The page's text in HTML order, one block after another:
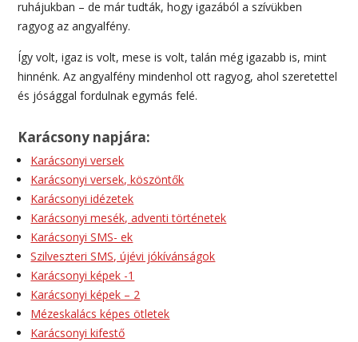
ruhájukban – de már tudták, hogy igazából a szívükben
ragyog az angyalfény.
Így volt, igaz is volt, mese is volt, talán még igazabb is, mint
hinnénk. Az angyalfény mindenhol ott ragyog, ahol szeretettel
és jósággal fordulnak egymás felé.
Karácsony napjára:
Karácsonyi versek
Karácsonyi versek, köszöntők
Karácsonyi idézetek
Karácsonyi mesék, adventi történetek
Karácsonyi SMS- ek
Szilveszteri SMS, újévi jókívánságok
Karácsonyi képek -1
Karácsonyi képek – 2
Mézeskalács képes ötletek
Karácsonyi kifestő